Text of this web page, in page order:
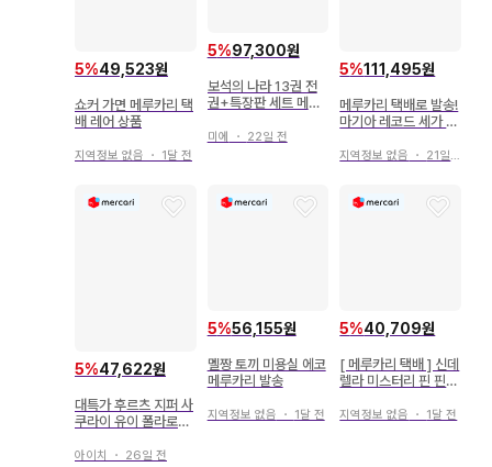
5%49,523원
쇼커 가면 메루카리 택
배 레어 상품
지역정보 없음 ・ 1달 전
5%97,300원
보석의 나라 13권 전
권+특장판 세트 메루
미에 ・ 22일 전
5%111,495원
메루카리 택배로 발송!
마기아 레코드 세가 콜
지역정보 없음 ・ 21일 전
5%47,622원
대특가 후르츠 지퍼 사
쿠라이 유이 폴라로이
루카리 택배
아이치 ・ 26일 전
5%56,155원
멜짱 토끼 미용실 에코
메루카리 발송
지역정보 없음 ・ 1달 전
5%40,709원
[ 메루카리 택배 ] 신데
렐라 미스터리 핀 핀
드
지역정보 없음 ・ 1달 전